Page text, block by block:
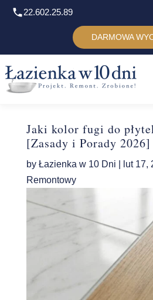
22.602.25.89
DARMOWA
Jaki kolor fugi do
[Zasady i Porady 2026]
by Łazienka w 10 Dni lut 17,
Remontowy